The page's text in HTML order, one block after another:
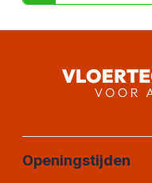
Openingstijden